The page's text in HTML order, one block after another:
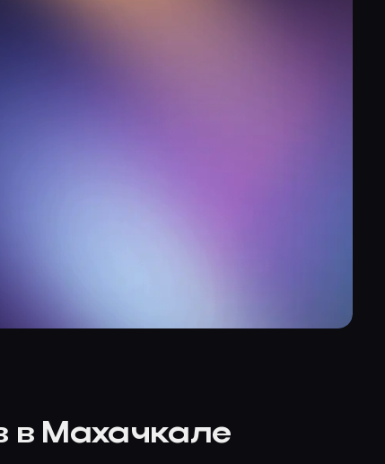
в Махачкале